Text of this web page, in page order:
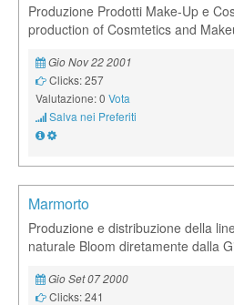
Produzione Prodotti Make-Up e
production of Cosmtetics and
Gio Nov 22 2001
Clicks: 257
Valutazione: 0 Vota
Salva nei Preferiti
Marmorto
Produzione e distribuzione della
naturale Bloom diretamente dalla
Gio Set 07 2000
Clicks: 241